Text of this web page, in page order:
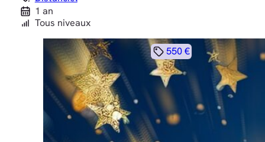
1 an
Tous niveaux
550 €